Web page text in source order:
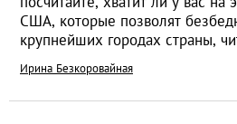
США, которые позволят
крупнейших городах страны,
Ирина Безкоровайная